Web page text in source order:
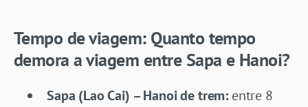
Tempo de viagem: Quanto tempo
demora a viagem entre Sapa e Hanoi?
Sapa (Lao Cai) – Hanoi de trem: entre 8